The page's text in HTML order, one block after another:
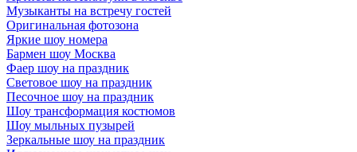
Музыканты на встречу гостей
Оригинальная фотозона
Яркие шоу номера
Бармен шоу Москва
Фаер шоу на праздник
Световое шоу на праздник
Песочное шоу на праздник
Шоу трансформация костюмов
Шоу мыльных пузырей
Зеркальные шоу на праздник